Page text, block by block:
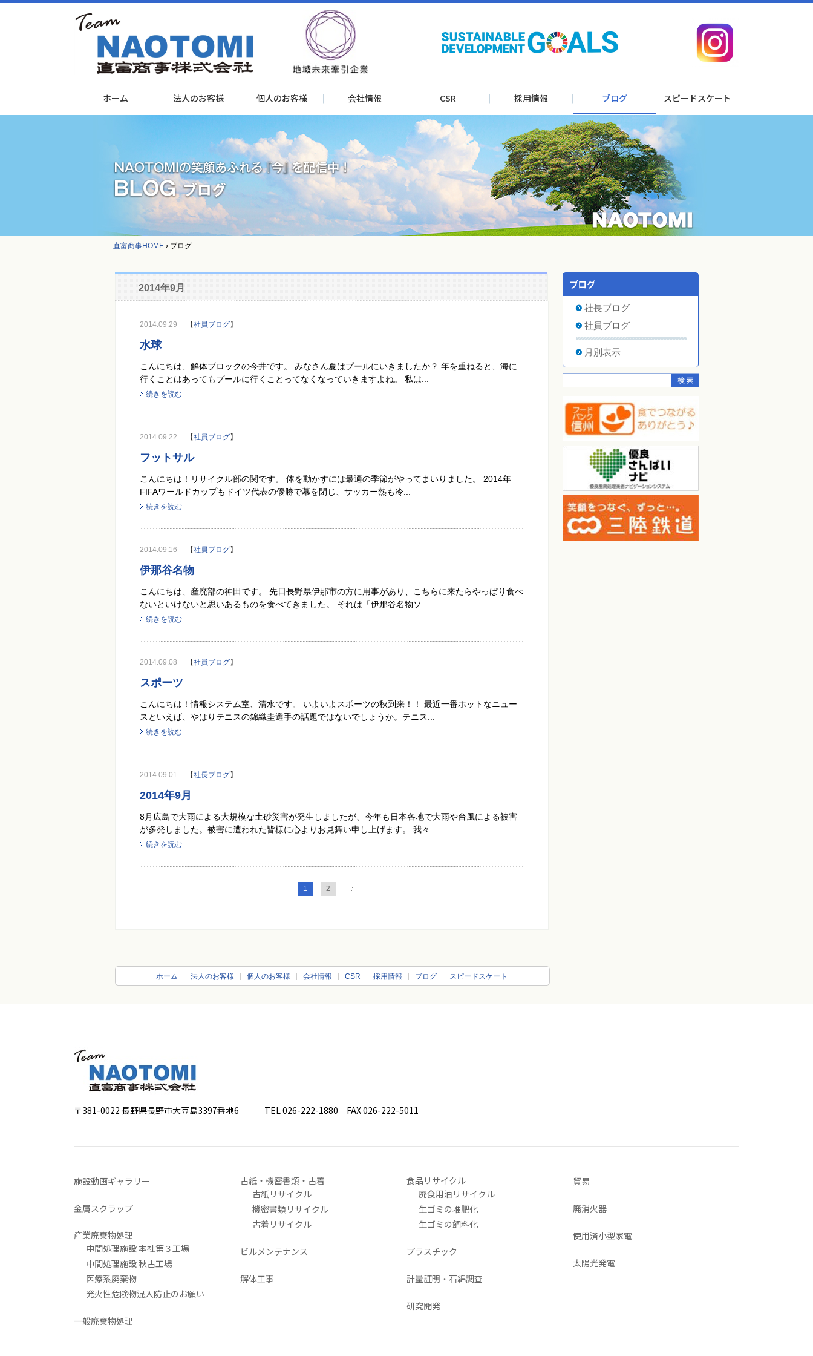
ホーム 法人のお客様 個人のお客様 会社情報 CSR 採用情報 ブログ スピードスケート
直富商事HOME › ブログ
2014年9月
2014.09.29 【社員ブログ】
水球
こんにちは、解体ブロックの今井です。 みなさん夏はプールにいきましたか？ 年を重ねると、海に
行くことはあってもプールに行くことってなくなっていきますよね。 私は...
続きを読む
2014.09.22 【社員ブログ】
フットサル
こんにちは！リサイクル部の関です。 体を動かすには最適の季節がやってまいりました。 2014年
FIFAワールドカップもドイツ代表の優勝で幕を閉じ、サッカー熱も冷...
続きを読む
2014.09.16 【社員ブログ】
伊那谷名物
こんにちは、産廃部の神田です。 先日長野県伊那市の方に用事があり、こちらに来たらやっぱり食べ
ないといけないと思いあるものを食べてきました。 それは「伊那谷名物ソ...
続きを読む
2014.09.08 【社員ブログ】
スポーツ
こんにちは！情報システム室、清水です。 いよいよスポーツの秋到来！！ 最近一番ホットなニュー
スといえば、やはりテニスの錦織圭選手の話題ではないでしょうか。テニス...
続きを読む
2014.09.01 【社長ブログ】
2014年9月
8月広島で大雨による大規模な土砂災害が発生しましたが、今年も日本各地で大雨や台風による被害
が多発しました。被害に遭われた皆様に心よりお見舞い申し上げます。 我々...
続きを読む
1 2
社長ブログ
社員ブログ
月別表示
ホーム 法人のお客様 個人のお客様 会社情報 CSR 採用情報 ブログ スピードスケート
〒381-0022 長野県長野市大豆島3397番地6 TEL 026-222-1880 FAX 026-222-5011
施設動画ギャラリー
金属スクラップ
産業廃棄物処理
中間処理施設 本社第３工場
中間処理施設 秋古工場
医療系廃棄物
発火性危険物混入防止のお願い
一般廃棄物処理
古紙・機密書類・古着
古紙リサイクル
機密書類リサイクル
古着リサイクル
ビルメンテナンス
解体工事
食品リサイクル
廃食用油リサイクル
生ゴミの堆肥化
生ゴミの飼料化
プラスチック
計量証明・石綿調査
研究開発
貿易
廃消火器
使用済小型家電
太陽光発電